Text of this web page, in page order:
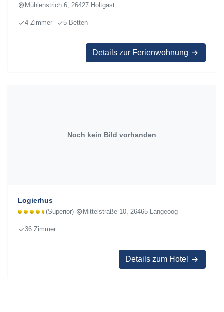
Mühlenstrich 6, 26427 Holtgast
4 Zimmer 5 Betten
Details zur Ferienwohnung
Noch kein Bild vorhanden
Logierhus
(Superior) Mittelstraße 10, 26465 Langeoog
36 Zimmer
Details zum Hotel